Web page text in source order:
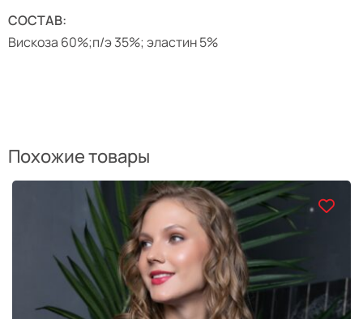
СОСТАВ:
Вискоза 60%;п/э 35%; эластин 5%
Похожие товары